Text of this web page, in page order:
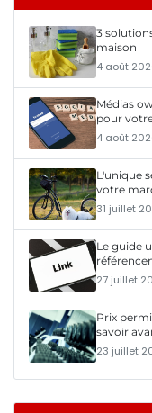
3
maison
4 août
Médias
pour
4 août
L'unique
votre
31 juillet
Le guide
27 juillet
Prix
savoir
23 juillet